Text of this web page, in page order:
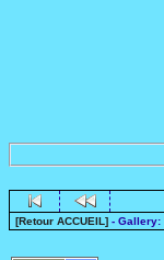
[Retour ACCUEIL] - Gallery: